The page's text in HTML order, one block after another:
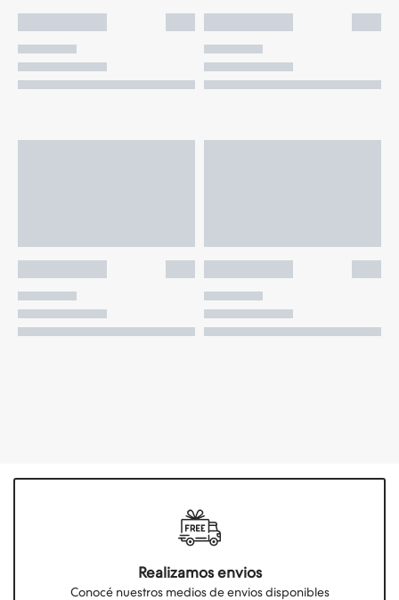
Realizamos envios
Conocé nuestros medios de envios disponibles